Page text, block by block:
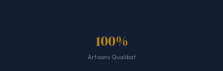
100%
Artisans Qualibat